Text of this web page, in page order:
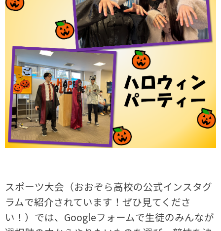
スポーツ大会（おおぞら高校の公式インスタグ
ラムで紹介されています！ぜひ見てくださ
い！）では、Googleフォームで生徒のみんなが